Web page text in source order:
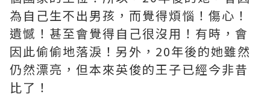
為自己生不出男孩，而覺得煩惱！傷心！
遺憾！甚至會覺得自己很沒用！有時，會
因此偷偷地落淚！另外，20年後的她雖然
仍然漂亮，但本來英俊的王子已經今非昔
比了！